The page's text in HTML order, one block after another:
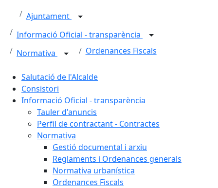
Ajuntament
Informació Oficial - transparència
Normativa
Ordenances Fiscals
Salutació de l'Alcalde
Consistori
Informació Oficial - transparència
Tauler d'anuncis
Perfil de contractant - Contractes
Normativa
Gestió documental i arxiu
Reglaments i Ordenances generals
Normativa urbanística
Ordenances Fiscals